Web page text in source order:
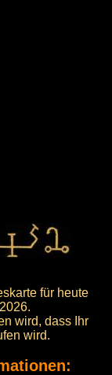
für heute
wird, dass Ihr
wird.